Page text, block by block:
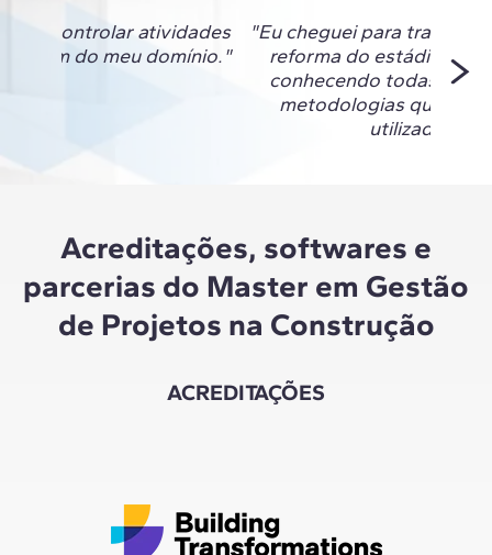
controlar atividades
eram do meu domínio."
"Eu cheguei para
reforma do estádio do
conhecendo todas as
metodologias que
utilizadas ali."
Acreditações, softwares e
parcerias do Master em Gestão
de Projetos na Construção
ACREDITAÇÕES